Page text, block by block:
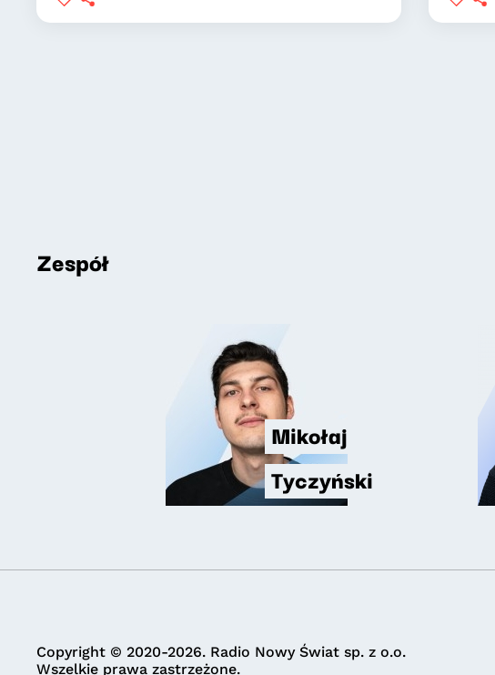
Zespół
Mikołaj
Tyczyński
Copyright © 2020-2026. Radio Nowy Świat sp. z o.o.
Wszelkie prawa zastrzeżone.